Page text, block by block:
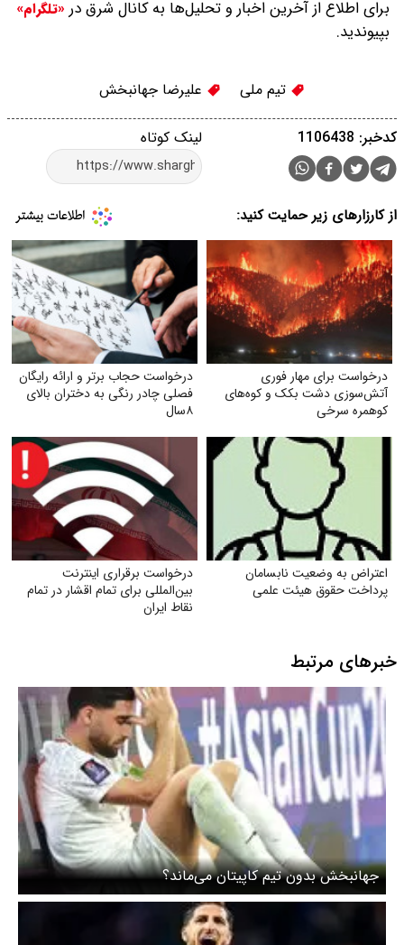
برای اطلاع از آخرین اخبار و تحلیل‌ها به کانال شرق در «تلگرام»
بپیوندید.
تیم ملی علیرضا جهانبخش
لینک کوتاه کدخبر: 1106438
از کارزارهای زیر حمایت کنید:
درخواست برای مهار فوری
آتش‌سوزی دشت بکک و کوه‌های
کوهمره‌ سرخی
درخواست حجاب برتر و ارائه رایگان
فصلی چادر رنگی به دختران بالای
۸سال
اعتراض به وضعیت نابسامان
پرداخت حقوق هیئت علمی
درخواست برقراری اینترنت
بین‌المللی برای تمام اقشار در تمام
نقاط ایران
خبرهای مرتبط
جهانبخش بدون تیم‌‌ کاپیتان می‌ماند؟